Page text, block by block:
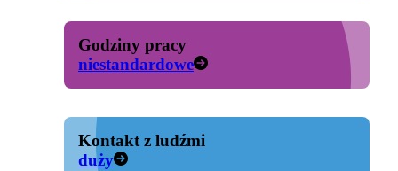
Godziny pracy
niestandardowe
Kontakt z ludźmi
duży